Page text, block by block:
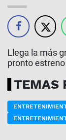
Llega la más
pronto
TEMAS